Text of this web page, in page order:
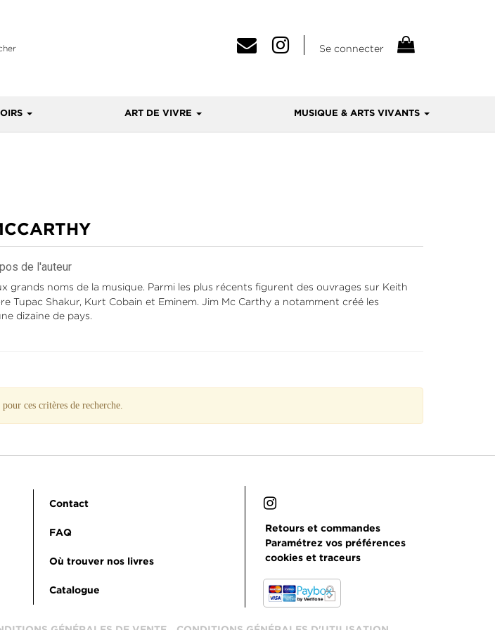
Se connecter
ART DE VIVRE MUSIQUE & ARTS VIVANTS
de l'auteur
grands noms de la musique. Parmi les plus récents figurent des ouvrages sur Keith
Tupac Shakur, Kurt Cobain et Eminem. Jim Mc Carthy a notamment créé les
dizaine de pays.
ces critères de recherche.
Contact
FAQ
Où trouver nos livres
Catalogue
Retours et commandes
Paramétrez vos préférences
cookies et traceurs